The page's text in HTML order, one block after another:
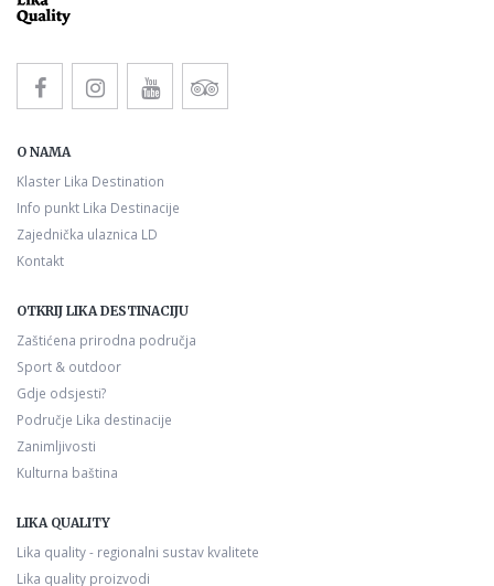
O NAMA
Klaster Lika Destination
Info punkt Lika Destinacije
Zajednička ulaznica LD
Kontakt
OTKRIJ LIKA DESTINACIJU
Zaštićena prirodna područja
Sport & outdoor
Gdje odsjesti?
Područje Lika destinacije
Zanimljivosti
Kulturna baština
LIKA QUALITY
Lika quality - regionalni sustav kvalitete
Lika quality proizvodi